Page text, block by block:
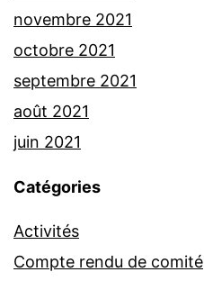
novembre 2021
octobre 2021
septembre 2021
août 2021
juin 2021
Catégories
Activités
Compte rendu de comité